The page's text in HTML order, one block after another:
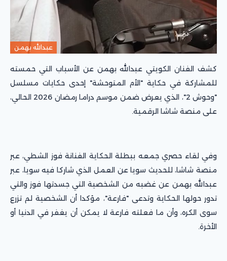
عبدالله بهمن
كشف الفنان الكويتي عبدالله بهمن عن الأسباب التي حمسته
للمشاركة في حكاية "الأم المتوحشة" إحدى حكايات مسلسل
"وحوش 2"، الذي يعرض ضمن موسم دراما رمضان 2026 الحالي،
على منصة شاشا الرقمية.
وفي لقاء حصري جمعه ببطلة الحكاية الفنانة فوز الشطي، عبر
منصة شاشا، للحديث سويا عن العمل الذي شاركا فيه سويا، عبر
عبدالله بهمن عن غضبه من الشخصية التي جسدتها فوز والتي
تدور حولها الحكاية وتدعى "فارعة"، مؤكدا أن الشخصية لم تزرع
سوى الكره، وأن ما فعلته فارعة لا يمكن أن يغفر في الدنيا أو
الأخرة.